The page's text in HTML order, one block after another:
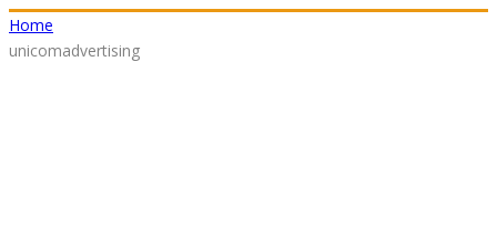
Home
unicomadvertising